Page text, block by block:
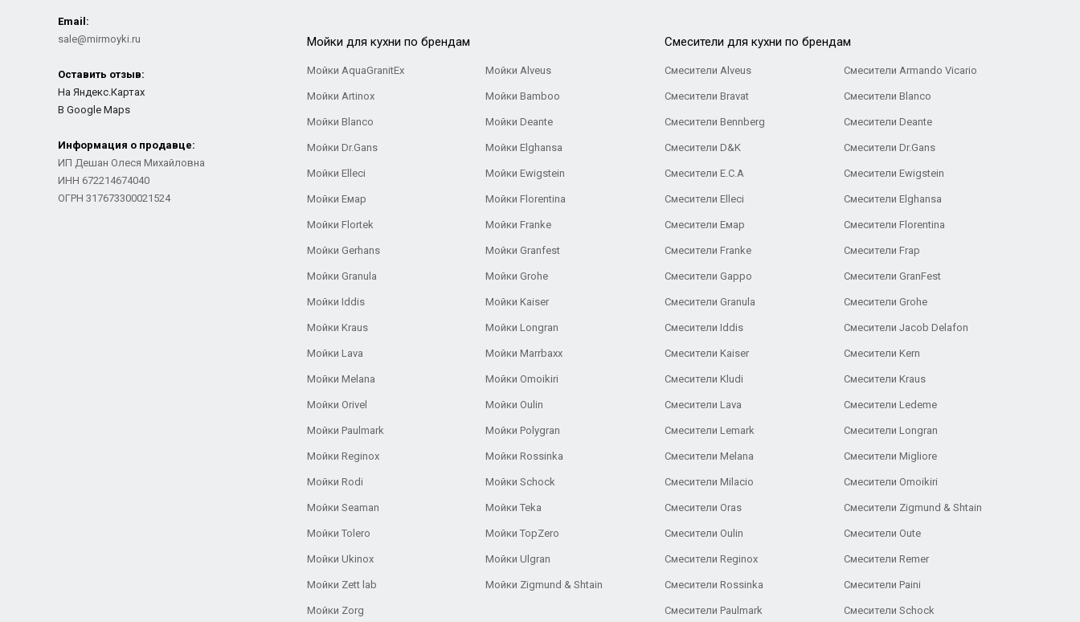
Email:
sale@mirmoyki.ru
Оставить отзыв:
На Яндекс.Картах
В Google Maps
Информация о продавце:
ИП Дешан Олеся Михайловна
ИНН 672214674040
ОГРН 317673300021524
Мойки для кухни по брендам
Мойки AquaGranitEx Мойки Alveus
Мойки Artinox Мойки Bamboo
Мойки Blanco Мойки Deante
Мойки Dr.Gans Мойки Elghansa
Мойки Elleci Мойки Ewigstein
Мойки Емар Мойки Florentina
Мойки Flortek Мойки Franke
Мойки Gerhans Мойки Granfest
Мойки Granula Мойки Grohe
Мойки Iddis Мойки Kaiser
Мойки Kraus Мойки Longran
Мойки Lava Мойки Marrbaxx
Мойки Melana Мойки Omoikiri
Мойки Orivel Мойки Oulin
Мойки Paulmark Мойки Polygran
Мойки Reginox Мойки Rossinka
Мойки Rodi Мойки Schock
Мойки Seaman Мойки Teka
Мойки Tolero Мойки TopZero
Мойки Ukinox Мойки Ulgran
Мойки Zett lab Мойки Zigmund & Shtain
Мойки Zorg
Cмесители для кухни по брендам
Смесители Alveus Смесители Armando Vicario
Смесители Bravat Смесители Blanco
Смесители Bennberg Смесители Deante
Смесители D&K Смесители Dr.Gans
Смесители E.C.A Cмесители Ewigstein
Смесители Elleci Смесители Elghansa
Смесители Емар Смесители Florentina
Смесители Franke Смесители Frap
Смесители Gappo Смесители GranFest
Смесители Granula Смесители Grohe
Смесители Iddis Смесители Jacob Delafon
Смесители Kaiser Смесители Kern
Смесители Kludi Смесители Kraus
Смесители Lava Смесители Ledeme
Смесители Lemark Смесители Longran
Смесители Melana Смесители Migliore
Смесители Milacio Смесители Omoikiri
Смесители Oras Смесители Zigmund & Shtain
Смесители Oulin Смесители Oute
Смесители Reginox Смесители Remer
Смесители Rossinka Смесители Paini
Смесители Paulmark Смесители Schock